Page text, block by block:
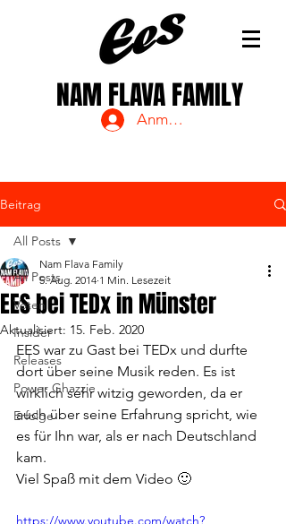
NAM FLAVA FAMILY
Anmelden
Beitrag
All Posts
Voten
Insider
Releases
Power Ghazzie
Erfolge
All Posts
EES bei TEDx in Münster
Nam Flava Family
5. Aug. 2014 1 Min. Lesezeit
Aktualisiert: 15. Feb. 2020
EES war zu Gast bei TEDx und durfte
dort über seine Musik reden. Es ist
wirklich sehr witzig geworden, da er
auch über seine Erfahrung spricht, wie
es für Ihn war, als er nach Deutschland
kam.
Viel Spaß mit dem Video 🙂
https://www.youtube.com/watch?